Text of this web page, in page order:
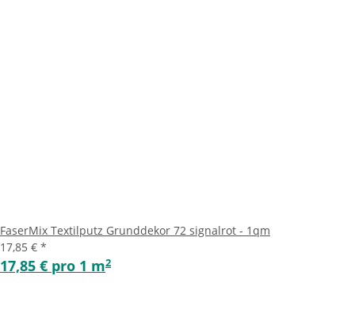
FaserMix Textilputz Grunddekor 72 signalrot - 1qm
17,85 € *
17,85 € pro 1 m2